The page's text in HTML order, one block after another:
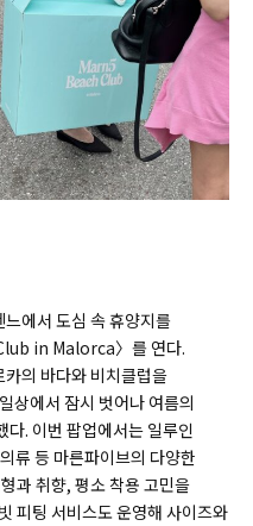
에서 도심 속 휴양지를
in Malorca〉를 연다.
의 바다와 비치클럽을
상에서 잠시 벗어나 여름의
. 이번 팝업에서는 일루인
류 등 마른파이브의 다양한
과 취향, 평소 착용 고민을
피팅 서비스도 운영해 사이즈와